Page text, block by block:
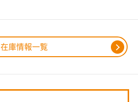
在庫情報一覧